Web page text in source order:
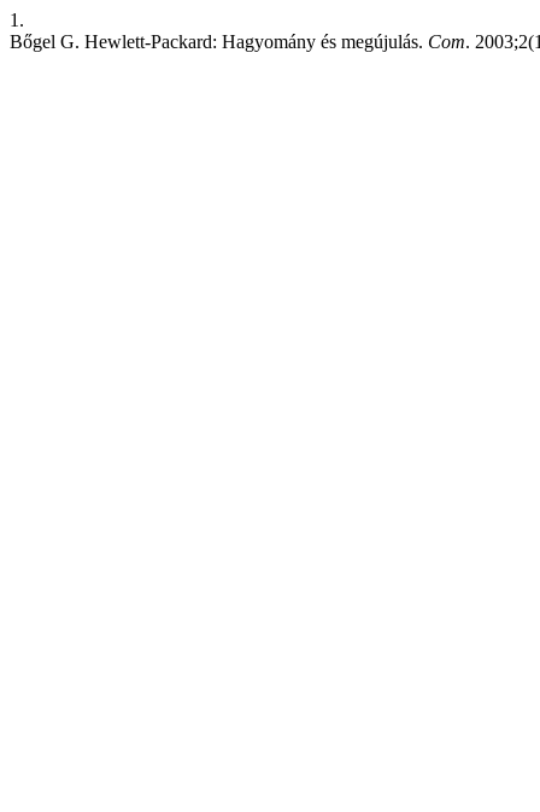
1.
Bőgel G. Hewlett-Packard: Hagyomány és megújulás. Com.